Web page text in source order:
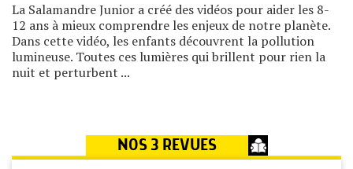
La Salamandre Junior a créé des vidéos pour aider les 8-
12 ans à mieux comprendre les enjeux de notre planète.
Dans cette vidéo, les enfants découvrent la pollution
lumineuse. Toutes ces lumières qui brillent pour rien la
nuit et perturbent ...
NOS 3 REVUES